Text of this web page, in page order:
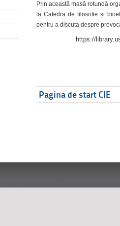
Prin această masă rotundă
la Catedra de filosofie și
pentru a discuta despre
https://
Pagina de start CIE